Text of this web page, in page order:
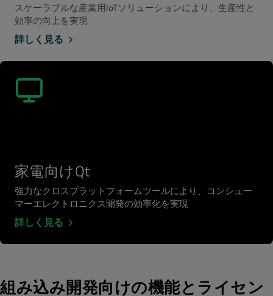
スケーラブルな産業用IoTソリューションにより、生産性と
効率の向上を実現
詳しく見る
家電向けQt
強力なクロスプラットフォームツールにより、コンシュー
マーエレクトロニクス開発の効率化を実現
詳しく見る
組み込み開発向けの機能とライセン